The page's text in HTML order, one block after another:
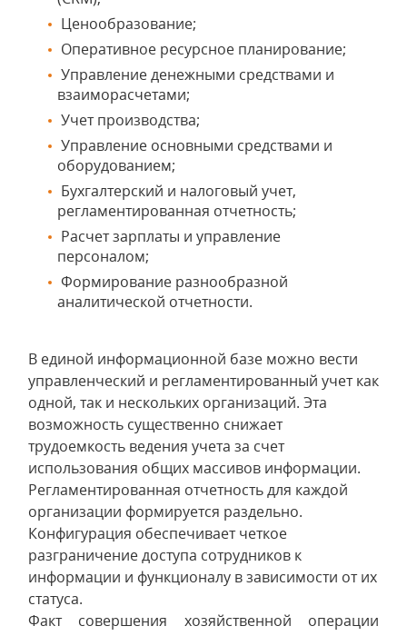
Ценообразование;
Оперативное ресурсное планирование;
Управление денежными средствами и
взаиморасчетами;
Учет производства;
Управление основными средствами и
оборудованием;
Бухгалтерский и налоговый учет,
регламентированная отчетность;
Расчет зарплаты и управление
персоналом;
Формирование разнообразной
аналитической отчетности.
В единой информационной базе можно вести
управленческий и регламентированный учет как
одной, так и нескольких организаций. Эта
возможность существенно снижает
трудоемкость ведения учета за счет
использования общих массивов информации.
Регламентированная отчетность для каждой
организации формируется раздельно.
Конфигурация обеспечивает четкое
разграничение доступа сотрудников к
информации и функционалу в зависимости от их
статуса.
Факт совершения хозяйственной операции